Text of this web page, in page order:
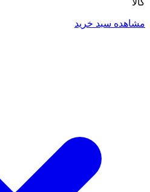
کالا
مشاهده سبد خرید